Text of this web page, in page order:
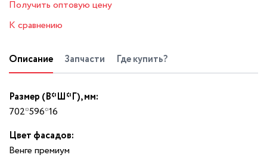
Получить оптовую цену
К сравнению
Описание Запчасти Где купить?
Размер (В*Ш*Г), мм:
702*596*16
Цвет фасадов:
Венге премиум